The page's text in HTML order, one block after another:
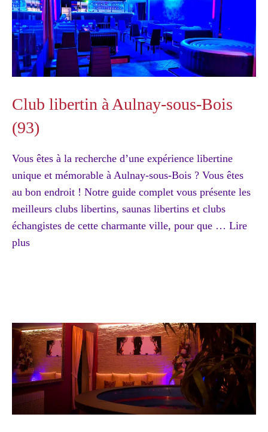
Club libertin à Aulnay-sous-Bois
(93)
Vous êtes à la recherche d’une expérience libertine
unique et mémorable à Aulnay-sous-Bois ? Vous êtes
au bon endroit ! Notre guide complet vous présente les
meilleurs clubs libertins, saunas libertins et clubs
échangistes de cette charmante ville, pour que … Lire
plus